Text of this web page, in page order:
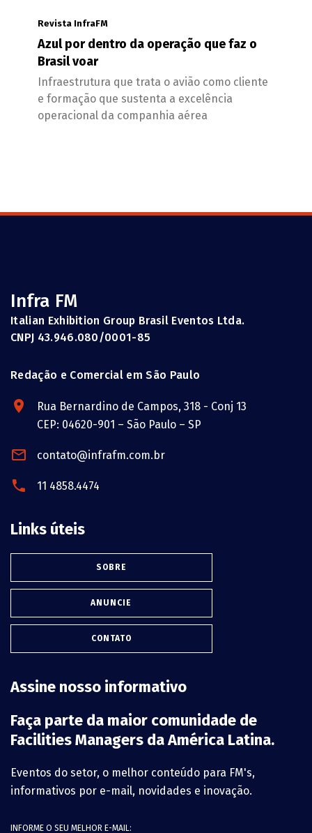
Revista InfraFM
Azul por dentro da operação que faz o
Brasil voar
Infraestrutura que trata o avião como cliente
e formação que sustenta a excelência
operacional da companhia aérea
Infra FM
Italian Exhibition Group Brasil Eventos Ltda.
CNPJ 43.946.080/0001-85
Redação e Comercial em São Paulo
Rua Bernardino de Campos, 318 - Conj 13
CEP: 04620-901 – São Paulo – SP
contato@infrafm.com.br
11 4858.4474
Links úteis
SOBRE
ANUNCIE
CONTATO
Assine nosso informativo
Faça parte da maior comunidade de
Facilities Managers da América Latina.
Eventos do setor, o melhor conteúdo para FM's,
informativos por e-mail, novidades e inovação.
INFORME O SEU MELHOR E-MAIL: